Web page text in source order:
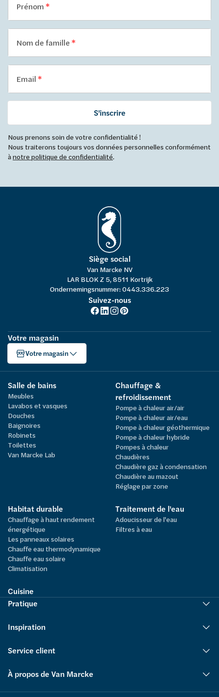
Prénom
Nom de famille
Email
S'inscrire
Nous prenons soin de votre confidentialité !
Nous traiterons toujours vos données personnelles conformément
ànotre politique de confidentialité.
Siège social
Van Marcke NV
LAR BLOK Z 5, 8511 Kortrijk
Ondernemingsnummer: 0443.336.223
Suivez-nous
Votre magasin
Votre magasin
Salle de bains
Meubles
Lavabos et vasques
Douches
Baignoires
Robinets
Toilettes
Van Marcke Lab
Chauffage &
refroidissement
Pompe à chaleur air/air
Pompe à chaleur air/eau
Pompe à chaleur géothermique
Pompe à chaleur hybride
Pompes à chaleur
Chaudières
Chaudière gaz à condensation
Chaudière au mazout
Réglage par zone
Habitat durable
Chauffage à haut rendement
énergétique
Les panneaux solaires
Chauffe eau thermodynamique
Chauffe eau solaire
Climatisation
Traitement de l'eau
Adoucisseur de l'eau
Filtres à eau
Cuisine
Pratique
Inspiration
Service client
À propos de Van Marcke